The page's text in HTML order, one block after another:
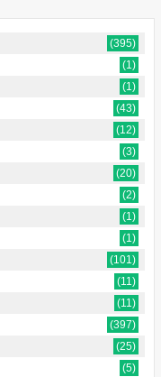
(395)
(1)
(1)
(43)
(12)
(3)
(20)
(2)
(1)
(1)
(101)
(11)
(11)
(397)
(25)
(5)